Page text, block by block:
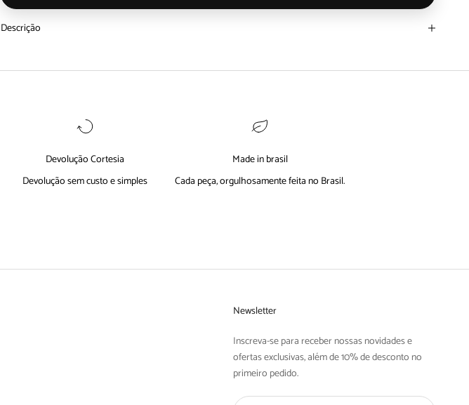
Descrição
Devolução Cortesia
Devolução sem custo e simples
Made in brasil
Cada peça, orgulhosamente feita no Brasil.
Newsletter
Inscreva-se para receber nossas novidades e
ofertas exclusivas, além de 10% de desconto no
primeiro pedido.